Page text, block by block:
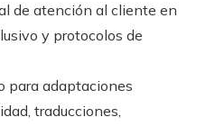
de atención al cliente en
y protocolos de
para adaptaciones
traducciones,